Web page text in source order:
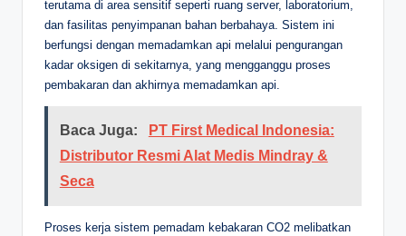
terutama di area sensitif seperti ruang server, laboratorium,
dan fasilitas penyimpanan bahan berbahaya. Sistem ini
berfungsi dengan memadamkan api melalui pengurangan
kadar oksigen di sekitarnya, yang mengganggu proses
pembakaran dan akhirnya memadamkan api.
Baca Juga:
PT First Medical Indonesia:
Distributor Resmi Alat Medis Mindray &
Seca
Proses kerja sistem pemadam kebakaran CO2 melibatkan